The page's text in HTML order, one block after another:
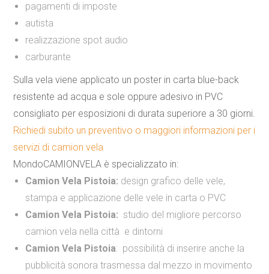
pagamenti di imposte
autista
realizzazione spot audio
carburante
Sulla vela viene applicato un poster in carta blue-back
resistente ad acqua e sole oppure adesivo in PVC
consigliato per esposizioni di durata superiore a 30 giorni.
Richiedi subito un preventivo o maggiori informazioni per i
servizi di camion vela
MondoCAMIONVELA è specializzato in:
Camion Vela Pistoia: design grafico delle vele,
stampa e applicazione delle vele in carta o PVC
Camion Vela Pistoia: studio del migliore percorso
camion vela nella città e dintorni
Camion Vela Pistoia: possibilità di inserire anche la
pubblicità sonora trasmessa dal mezzo in movimento